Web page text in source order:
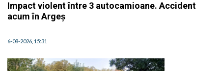
Impact violent între 3 autocamioane. Accident
acum în Argeș
6-08-2026, 15:31